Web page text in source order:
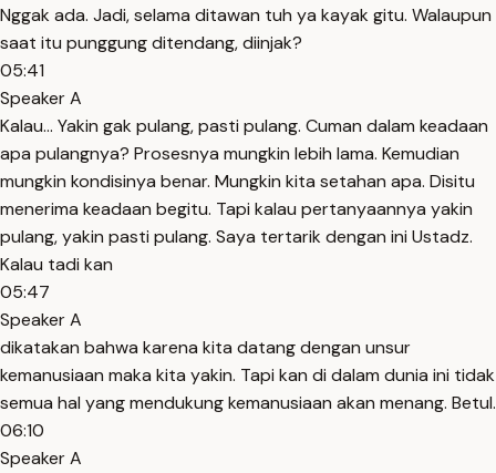
Nggak ada. Jadi, selama ditawan tuh ya kayak gitu. Walaupun
saat itu punggung ditendang, diinjak?
05:41
Speaker A
Kalau... Yakin gak pulang, pasti pulang. Cuman dalam keadaan
apa pulangnya? Prosesnya mungkin lebih lama. Kemudian
mungkin kondisinya benar. Mungkin kita setahan apa. Disitu
menerima keadaan begitu. Tapi kalau pertanyaannya yakin
pulang, yakin pasti pulang. Saya tertarik dengan ini Ustadz.
Kalau tadi kan
05:47
Speaker A
dikatakan bahwa karena kita datang dengan unsur
kemanusiaan maka kita yakin. Tapi kan di dalam dunia ini tidak
semua hal yang mendukung kemanusiaan akan menang. Betul.
06:10
Speaker A